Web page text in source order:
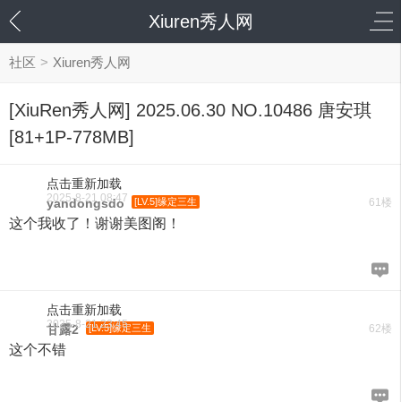
Xiuren秀人网
社区 > Xiuren秀人网
[XiuRen秀人网] 2025.06.30 NO.10486 唐安琪
[81+1P-778MB]
点击重新加载
61楼
yandongsdo [LV.5]缘定三生
2025-8-21 08:47
这个我收了！谢谢美图阁！
点击重新加载
62楼
甘露2 [LV.5]缘定三生
2025-8-21 23:45
这个不错